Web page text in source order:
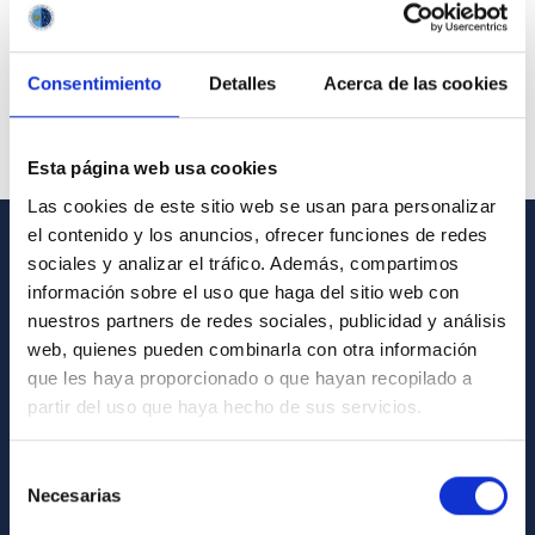
Consentimiento Detalles Acerca de las cookies
Esta página web usa cookies
Las cookies de este sitio web se usan para personalizar
el contenido y los anuncios, ofrecer funciones de redes
sociales y analizar el tráfico. Además, compartimos
información sobre el uso que haga del sitio web con
nuestros partners de redes sociales, publicidad y análisis
web, quienes pueden combinarla con otra información
que les haya proporcionado o que hayan recopilado a
partir del uso que haya hecho de sus servicios.
Necesarias
GENERAL INFORMATION
Contact
How to get to the IAC
List of personnel
Library
General register